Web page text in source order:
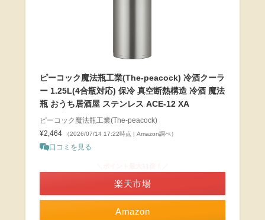
ピーコック魔法瓶工業(The-peacock) 冷酒クーラ
ー 1.25L(4合瓶対応) 保冷 真空断熱構造 冷酒 魔法
瓶 おうち居酒屋 ステンレス ACE-12 XA
ピーコック魔法瓶工業(The-peacock)
¥2,464
（2026/07/14 17:22時点 | Amazon調べ）
口コミを見る
Amazon
楽天市場